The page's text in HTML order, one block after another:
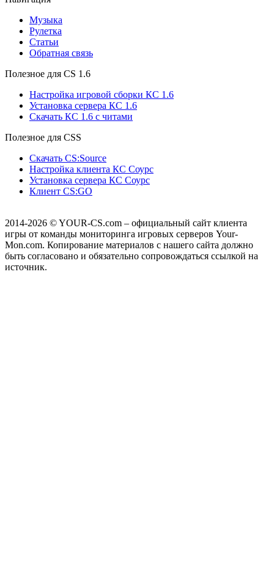
Музыка
Рулетка
Cтатьи
Обратная связь
Полезное для CS 1.6
Настройка игровой сборки КС 1.6
Установка сервера КС 1.6
Скачать КС 1.6 с читами
Полезное для CSS
Скачать CS:Source
Настройка клиента КС Cоурс
Установка сервера КС Соурс
Клиент CS:GO
2014-2026 © YOUR-CS.com – официальный сайт клиента
игры от команды мониторинга игровых серверов Your-
Mon.com. Копирование материалов с нашего сайта должно
быть согласовано и обязательно сопровождаться ссылкой на
источник.